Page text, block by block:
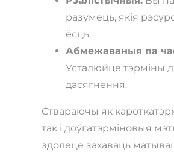
разумець, якія
ёсць.
Абмежаваныя па
Усталюйце тэрміны
дасягнення.
Ствараючы як
так і доўгатэрміновыя
здолеце захаваць